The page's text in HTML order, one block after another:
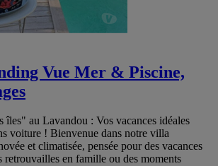
Vue Mer & Piscine,
îles" au Lavandou : Vos vacances idéales
voiture ! Bienvenue dans notre villa
et climatisée, pensée pour des vacances
retrouvailles en famille ou des moments